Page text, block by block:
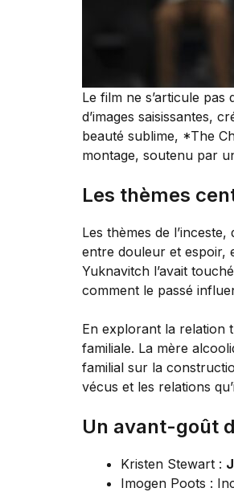
Le film ne s’articule
d’images saisissantes,
beauté sublime, *The
montage, soutenu par
Les thèmes
Les thèmes de
entre douleur et espoir,
Yuknavitch l’avait
comment le passé
En explorant la relation
familiale. La mère
familial sur la
vécus et les relations
Un avant-goût
Kristen Stewart :
Imogen Poots :